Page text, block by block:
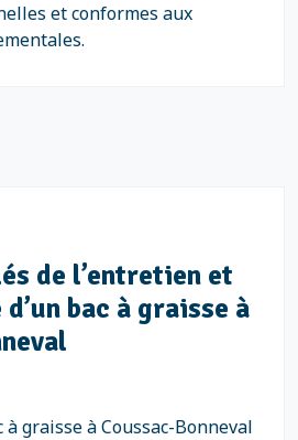
et conformes aux
de l’entretien et
bac à graisse à
à graisse à Coussac-Bonneval